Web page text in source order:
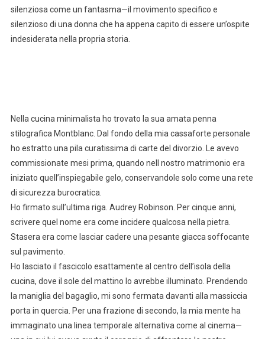
silenziosa come un fantasma—il movimento specifico e
silenzioso di una donna che ha appena capito di essere un’ospite
indesiderata nella propria storia.
Nella cucina minimalista ho trovato la sua amata penna
stilografica Montblanc. Dal fondo della mia cassaforte personale
ho estratto una pila curatissima di carte del divorzio. Le avevo
commissionate mesi prima, quando nell nostro matrimonio era
iniziato quell’inspiegabile gelo, conservandole solo come una rete
di sicurezza burocratica.
Ho firmato sull’ultima riga. Audrey Robinson. Per cinque anni,
scrivere quel nome era come incidere qualcosa nella pietra.
Stasera era come lasciar cadere una pesante giacca soffocante
sul pavimento.
Ho lasciato il fascicolo esattamente al centro dell’isola della
cucina, dove il sole del mattino lo avrebbe illuminato. Prendendo
la maniglia del bagaglio, mi sono fermata davanti alla massiccia
porta in quercia. Per una frazione di secondo, la mia mente ha
immaginato una linea temporale alternativa come al cinema—